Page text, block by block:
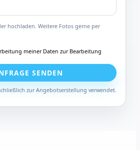
hochladen. Weitere Fotos gerne per
meiner Daten zur Bearbeitung
SENDEN
zur Angebotserstellung verwendet.